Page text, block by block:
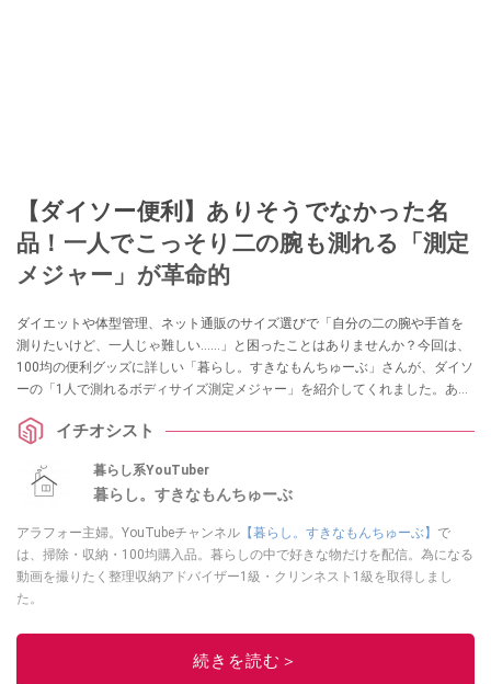
【ダイソー便利】ありそうでなかった名
品！一人でこっそり二の腕も測れる「測定
メジャー」が革命的
ダイエットや体型管理、ネット通販のサイズ選びで「自分の二の腕や手首を
測りたいけど、一人じゃ難しい……」と困ったことはありませんか？今回は、
100均の便利グッズに詳しい「暮らし。すきなもんちゅーぶ」さんが、ダイソ
ーの「1人で測れるボディサイズ測定メジャー」を紹介してくれました。あり
家に一台レベルの重宝アイテムです！
イチオシスト
暮らし系YouTuber
暮らし。すきなもんちゅーぶ
アラフォー主婦。YouTubeチャンネル 【暮らし。すきなもんちゅーぶ】 で
は、掃除・収納・100均購入品。暮らしの中で好きな物だけを配信。為になる
動画を撮りたく整理収納アドバイザー1級・クリンネスト1級を取得しまし
た。
このイチオシストの他の記事を読む
続きを読む＞